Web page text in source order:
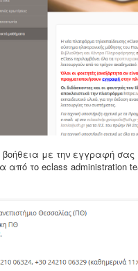
με την εγγραφή
από το eclass administration